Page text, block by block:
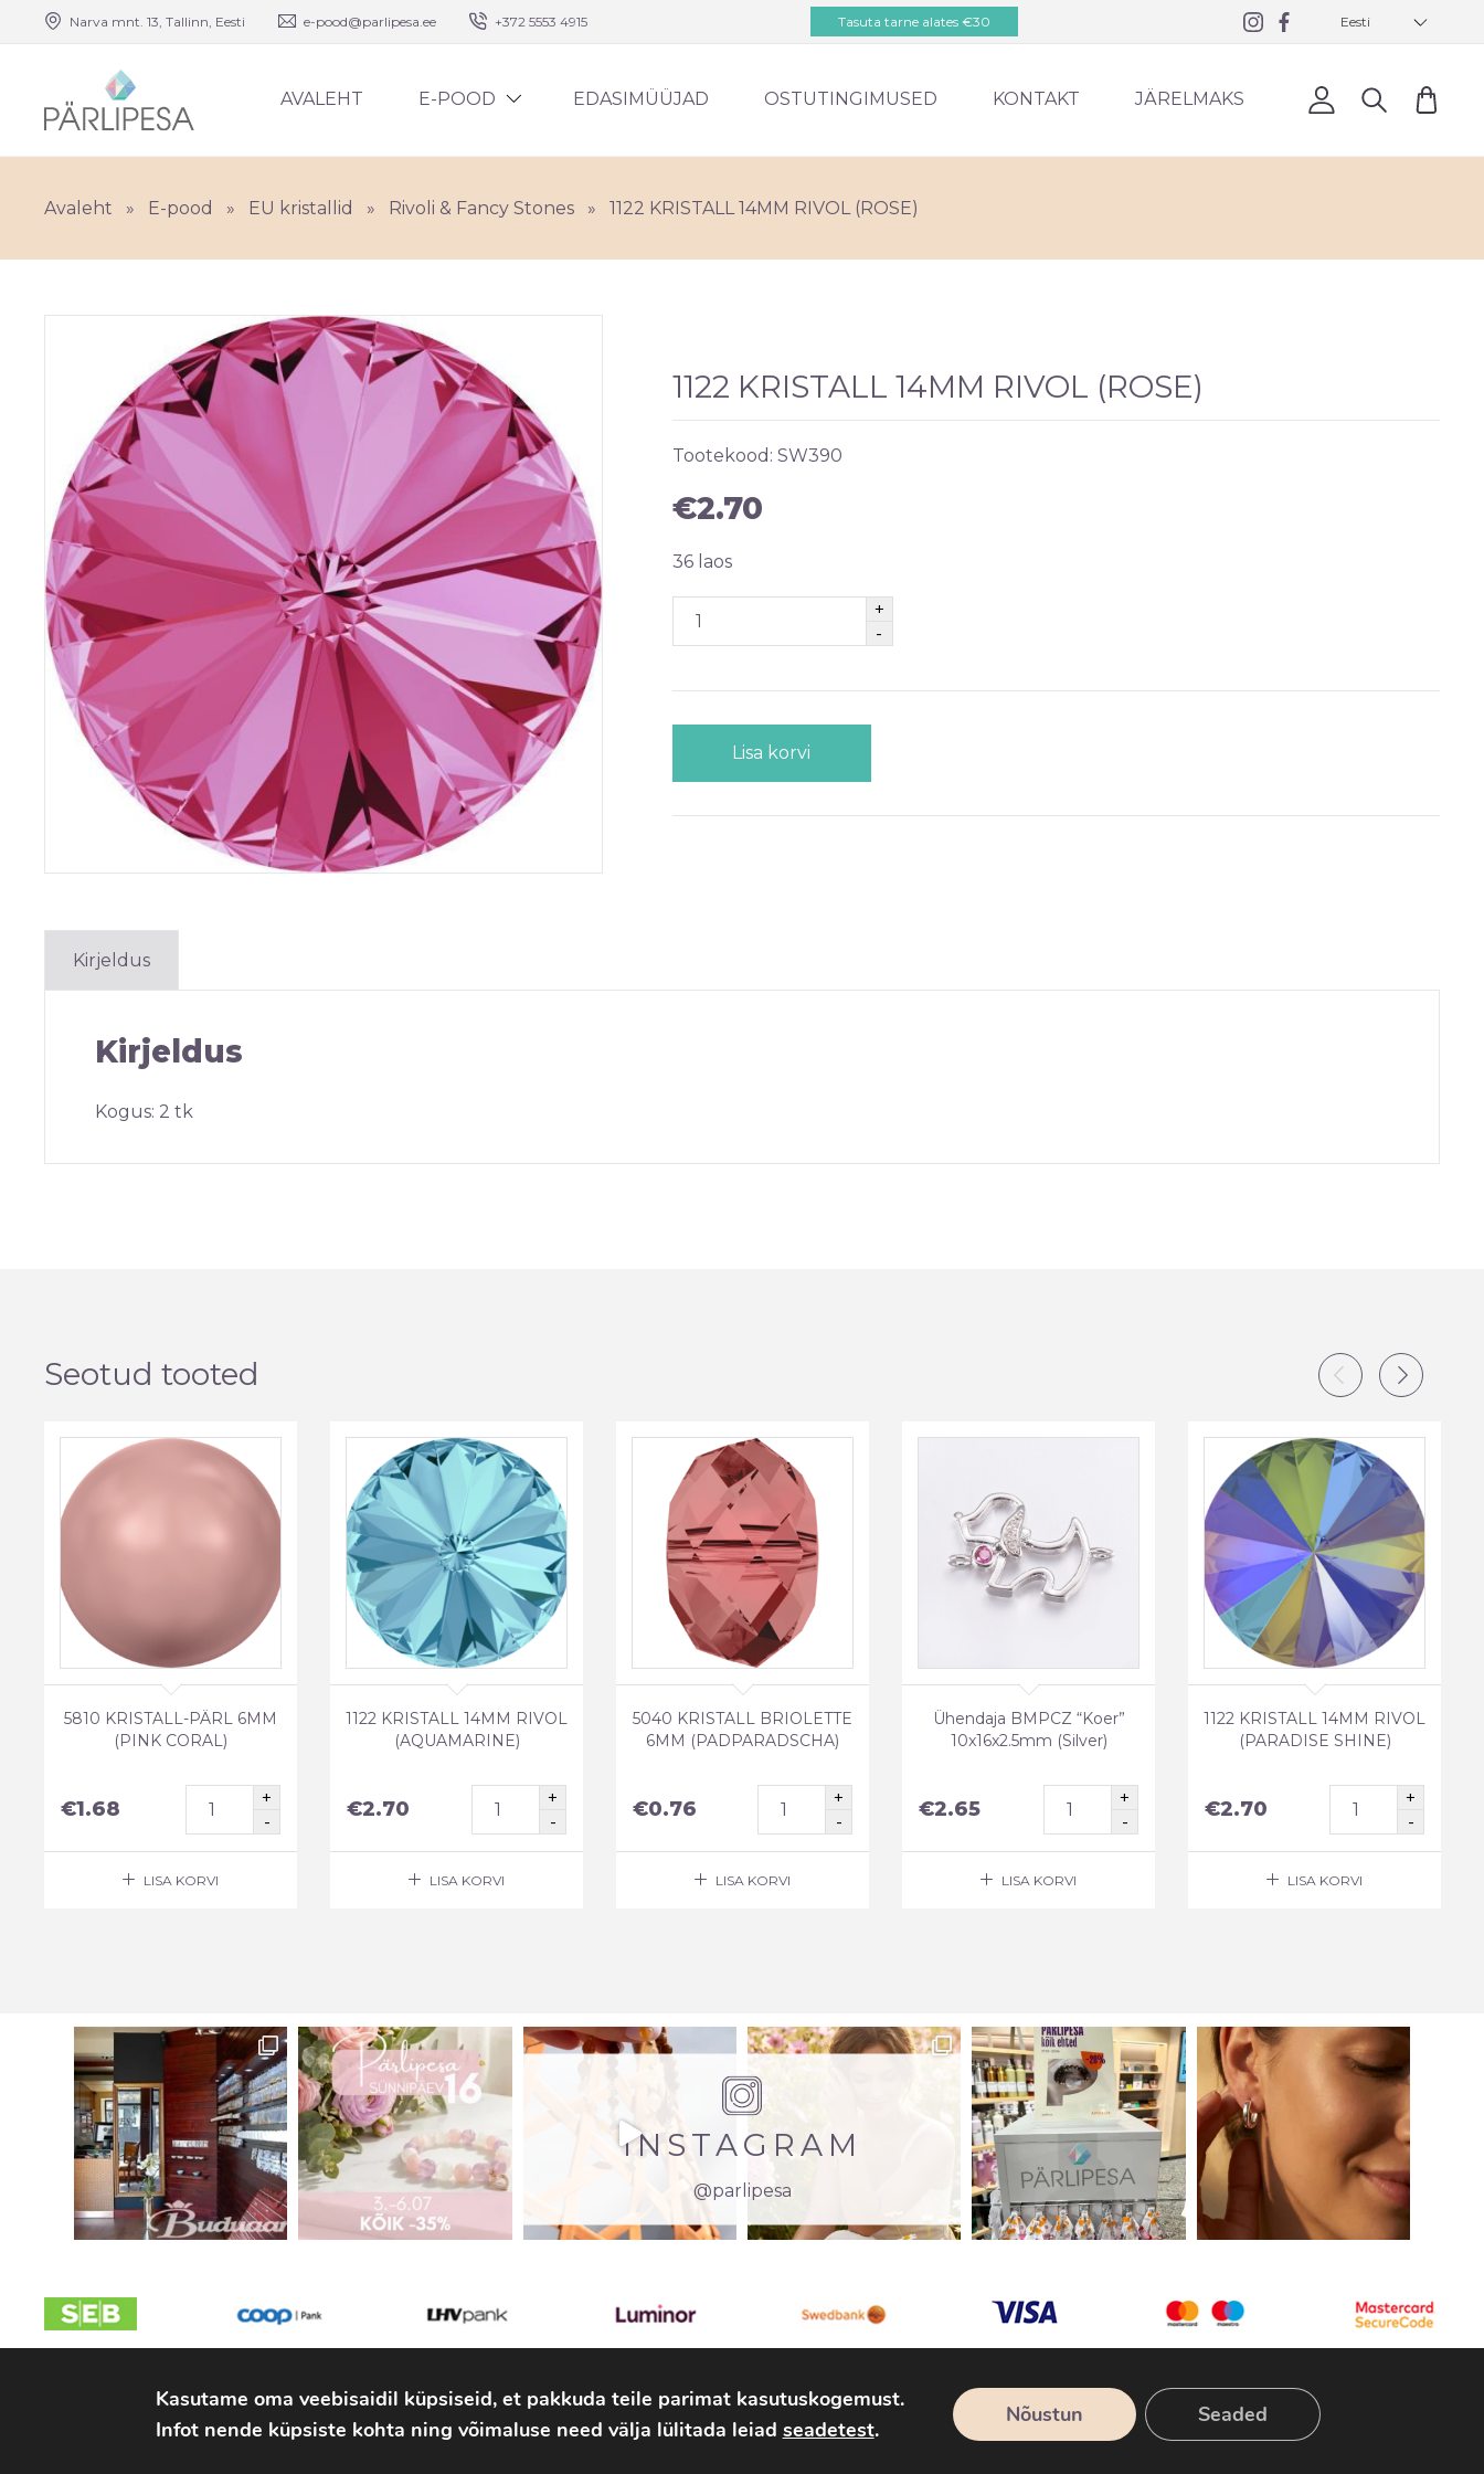
Narva mnt. 13, Tallinn, Eesti e-pood@parlipesa.ee +372 5553 4915 Tasuta tarne alates €30 Eesti
AVALEHT E-POOD EDASIMÜÜJAD OSTUTINGIMUSED KONTAKT JÄRELMAKS
Avaleht » E-pood » EU kristallid » Rivoli & Fancy Stones » 1122 KRISTALL 14MM RIVOL (ROSE)
1122 KRISTALL 14MM RIVOL (ROSE)
Tootekood: SW390
€2.70
36 laos
Lisa korvi
Kirjeldus
Kirjeldus
Kogus: 2 tk
Seotud tooted
5810 KRISTALL-PÄRL 6MM
(PINK CORAL)
€1.68
LISA KORVI
1122 KRISTALL 14MM RIVOL
(AQUAMARINE)
€2.70
LISA KORVI
5040 KRISTALL BRIOLETTE
6MM (PADPARADSCHA)
€0.76
LISA KORVI
Ühendaja BMPCZ “Koer”
10x16x2.5mm (Silver)
€2.65
LISA KORVI
1122 KRISTALL 14MM RIVOL
(PARADISE SHINE)
€2.70
LISA KORVI
INSTAGRAM
@parlipesa
2026 © Parlipesa OÜ Tellimine Ostutingimused
Kasutame oma veebisaidil küpsiseid, et pakkuda teile parimat kasutuskogemust.
Infot nende küpsiste kohta ning võimaluse need välja lülitada leiad seadetest.
Nõustun Seaded